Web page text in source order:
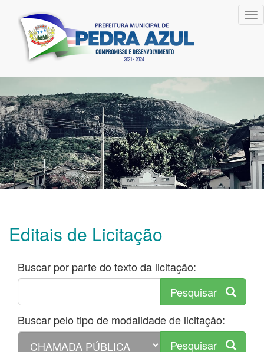
Editais de Licitação
Buscar por parte do texto da licitação:
Pesquisar
Buscar pelo tipo de modalidade de licitação:
Pesquisar